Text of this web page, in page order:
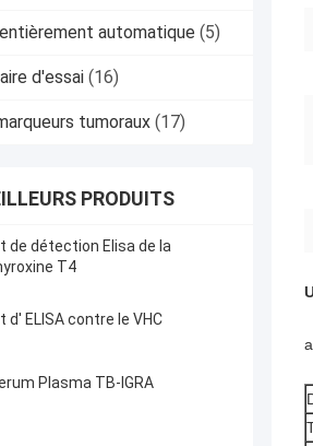
automatique (5)
d'essai (16)
tumoraux (17)
PRODUITS
de détection Elisa de la
T4
d' ELISA contre le VHC
Plasma TB-IGRA